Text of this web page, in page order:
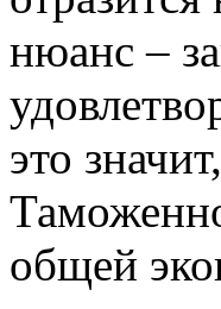
нюанс –
это
общей